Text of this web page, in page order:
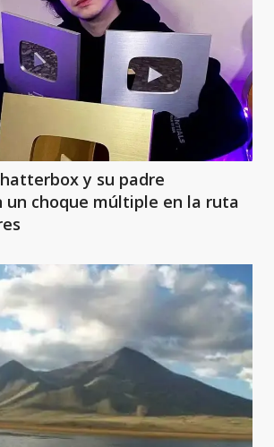
y su padre
un choque múltiple en la ruta